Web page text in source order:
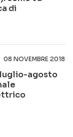
di
08 NOVEMBRE 2018
agosto